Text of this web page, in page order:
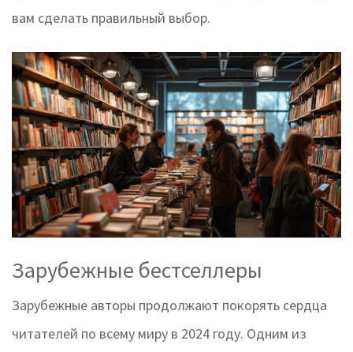
вам сделать правильный выбор.
Зарубежные бестселлеры
Зарубежные авторы продолжают покорять сердца
читателей по всему миру в 2024 году. Одним из